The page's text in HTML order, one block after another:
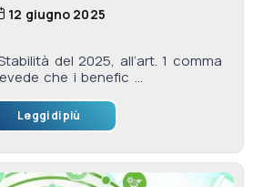
12 giugno 2025
del 2025, all’art. 1 comma
che i benefic ...
Leggi di più